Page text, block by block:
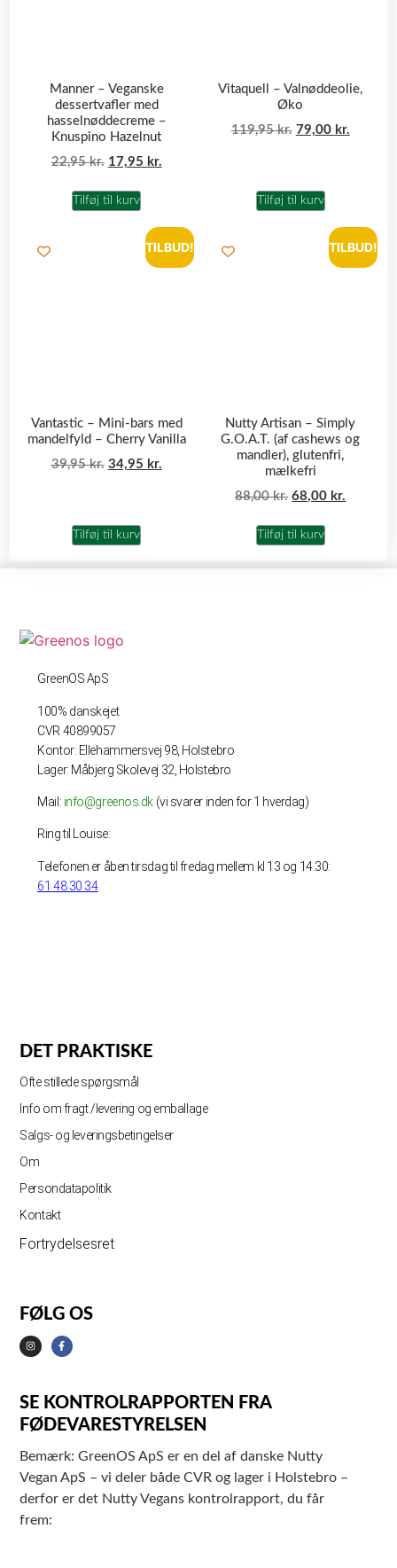
Manner – Veganske
dessertvafler med
hasselnøddecreme –
Knuspino Hazelnut
22,95kr. 17,95 kr.
Tilføj til kurv
Vitaquell – Valnøddeolie,
Øko
119,95kr. 79,00 kr.
Tilføj til kurv
TILBUD!
Vantastic – Mini-bars med
mandelfyld – Cherry Vanilla
39,95kr. 34,95 kr.
Tilføj til kurv
TILBUD!
Nutty Artisan – Simply
G.O.A.T. (af cashews og
mandler), glutenfri,
mælkefri
88,00kr. 68,00 kr.
Tilføj til kurv
GreenOS ApS
100% danskejet
CVR 40899057
Kontor: Ellehammersvej 98, Holstebro
Lager: Måbjerg Skolevej 32, Holstebro
Mail: info@greenos.dk (vi svarer inden for 1 hverdag)
Ring til Louise:
Telefonen er åben tirsdag til fredag mellem kl 13 og 14.30:
61 48 30 34
DET PRAKTISKE
Ofte stillede spørgsmål
Info om fragt /levering og emballage
Salgs- og leveringsbetingelser
Om
Persondatapolitik
Kontakt
Fortrydelsesret
FØLG OS
SE KONTROLRAPPORTEN FRA
FØDEVARESTYRELSEN
Bemærk: GreenOS ApS er en del af danske Nutty
Vegan ApS – vi deler både CVR og lager i Holstebro –
derfor er det Nutty Vegans kontrolrapport, du får
frem: